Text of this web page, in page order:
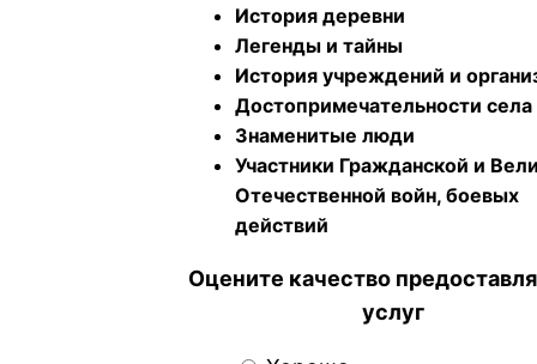
История деревни
Легенды и тайны
История учреждений и
Достопримечательности села
Знаменитые люди
Участники Гражданской и
Отечественной войн, боевых
действий
Оцените качество
услуг